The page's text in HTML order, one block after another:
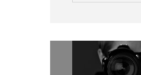
Окружающая среда
Политика
Правосудие